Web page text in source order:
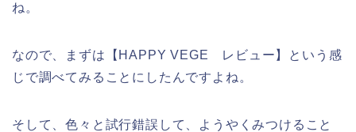
ね。
なので、まずは【HAPPY VEGE レビュー】という感
じで調べてみることにしたんですよね。
そして、色々と試行錯誤して、ようやくみつけること